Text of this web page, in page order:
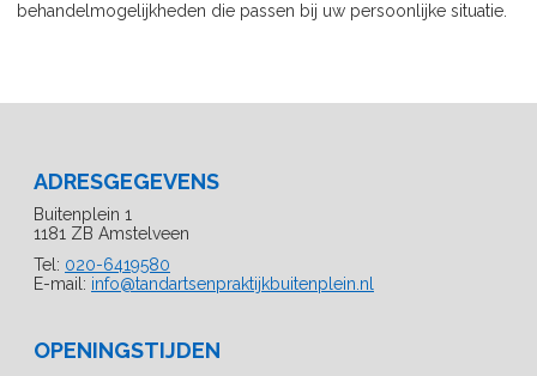
behandelmogelijkheden die passen bij uw persoonlijke situatie.
ADRESGEGEVENS
Buitenplein 1
1181 ZB Amstelveen
Tel: 020-6419580
E-mail: info@tandartsenpraktijkbuitenplein.nl
OPENINGSTIJDEN